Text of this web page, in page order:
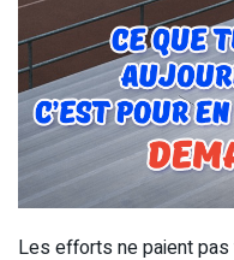
Les efforts ne paient